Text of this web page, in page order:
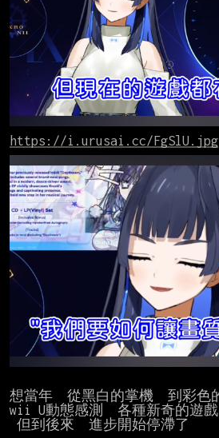
https://i.urusai.cc/FgSlU.jpg
想當年  從黑白的掌機  到彩色
wii U動態感測  各種新奇的遊戲